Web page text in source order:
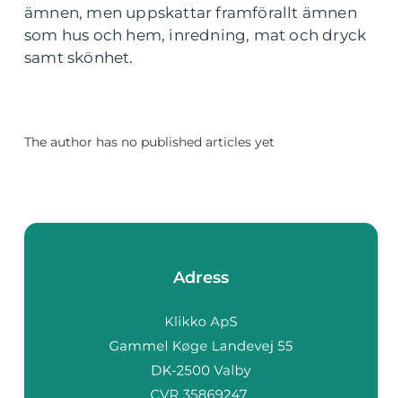
ämnen, men uppskattar framförallt ämnen
som hus och hem, inredning, mat och dryck
samt skönhet.
The author has no published articles yet
Adress